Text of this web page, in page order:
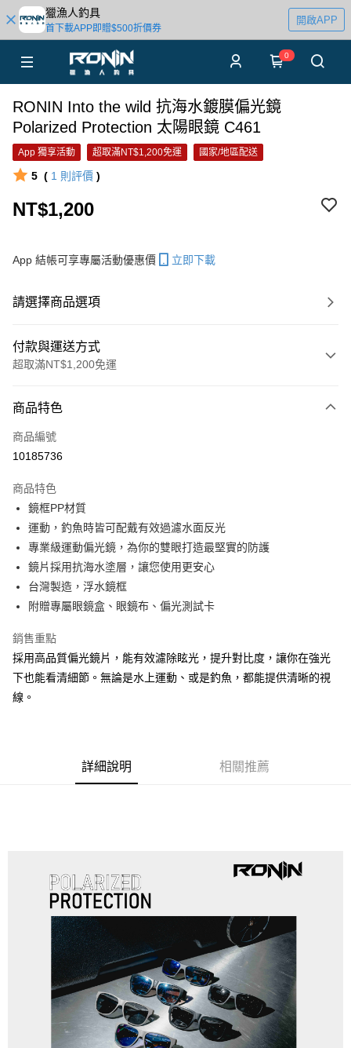
獵漁人釣具
首下載APP即贈$500折價券
開啟APP
0
RONIN Into the wild 抗海水鍍膜偏光鏡
Polarized Protection 太陽眼鏡 C461
App 獨享活動 超取滿NT$1,200免運 國家/地區配送
5 ( 1 則評價 )
NT$1,200
App 結帳可享專屬活動優惠價 立即下載
請選擇商品選項
付款與運送方式
超取滿NT$1,200免運
信用卡一次付款
信用卡分期付款
合作金庫商業銀行
華南商業銀行
上海商業儲蓄銀行
台北富邦商業銀行
國泰世華商業銀行
兆豐國際商業銀行
臺灣中小企業銀行
台中商業銀行
匯豐（台灣）商業銀行
聯邦商業銀行
元大商業銀行
永豐商業銀行
台新國際商業銀行
台灣樂天信用卡公司
超商取貨付款
Apple Pay
街口支付
悠遊付
相關說明
【大哥付你分期使用說明】
2.付款方式選擇「大哥付你分期」，訂單成立後會自動跳轉到大哥付的交易
流程，驗證手機門號後，選擇欲分期的期數、繳款截止日，確認付款後即完
法說明評估內容。
【繳款方式說明】
1.本服務係由「台灣大哥大股份有限公司」（以下簡稱本公司）所提供，讓
用戶於交易時，得透過本服務購買商品或服務，並由商店將買賣／分期付款
買賣價金債權讓與本公司後，依約使用本公司帳單繳交帳款。
2.基於同意付款使用「大哥付你分期」之契約關係目的，商店將以您的個人
資料（包含姓名、電話或地址）提供予台灣大哥大進項蒐集、處理及利用，
由本公司與您本人進行分期帳單所需資料之確認、核對及更正。
3.完整用戶服務條款，請詳閱以下連結：https://oppay.tw/userRule
AFTEE先享後付
相關說明
【關於「AFTEE先享後付」】
２．便利：只要手機號碼，簡訊認證，即可結帳。
３．安心：先確認商品／服務後，再付款。
３．收到繳費通知簡訊後14天內，點擊此簡訊中的連結，可透過四大超商／
ATM／網路銀行／等多元方式進行付款，方視為交易完成。
※ 請注意：結帳手續完成當下不需立刻繳費，但若您需要取消訂單，請聯絡
購買商品的店家。未經商家同意取消之訂單仍視為有效，需透過AFTEE先享
後付繳納相關費用。
※ 交易是否成功請以「AFTEE先享後付 」之結帳頁面顯示為準，若有關於
是否繳費成功／繳費後需取消欲退款等相關疑問，請聯繫「AFTEE先享後付
客戶支援中心」
https://netprotections.freshdesk.com/support/home
【注意事項】
１．透過由恩沛科技股份有限公司提供之「AFTEE先享後付」服務完成之交
易，需依本服務之必要範圍內提供個人資料，並將交易相關給付款項請求債
權轉讓予恩沛科技股份有限公司。
２．關於個人資料處理事宜，請瀏覽以下網址：
每筆NT$60，滿NT$1,200(含以上)免運費
7-11取貨付款
每筆NT$60，滿NT$1,200(含以上)免運費
付款後7-11取貨
每筆NT$60，滿NT$1,200(含以上)免運費
一般宅配（門市自取請勿下單，請聯繫客服）
每筆NT$100，滿NT$2,000(含以上)免運費
商品特色
商品編號
10185736
商品特色
鏡框PP材質
運動，釣魚時皆可配戴有效過濾水面反光
專業級運動偏光鏡，為你的雙眼打造最堅實的防護
鏡片採用抗海水塗層，讓您使用更安心
台灣製造，浮水鏡框
附贈專屬眼鏡盒、眼鏡布、偏光測試卡
銷售重點
採用高品質偏光鏡片，能有效濾除眩光，提升對比度，讓你在強光
下也能看清細節。無論是水上運動、或是釣魚，都能提供清晰的視
線。
詳細說明 相關推薦